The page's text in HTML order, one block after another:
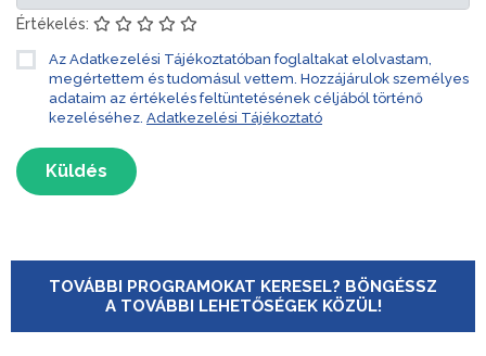
Értékelés:
Az Adatkezelési Tájékoztatóban foglaltakat elolvastam,
megértettem és tudomásul vettem. Hozzájárulok személyes
adataim az értékelés feltüntetésének céljából történő
kezeléséhez. Adatkezelési Tájékoztató
Küldés
TOVÁBBI PROGRAMOKAT KERESEL? BÖNGÉSSZ
A TOVÁBBI LEHETŐSÉGEK KÖZÜL!